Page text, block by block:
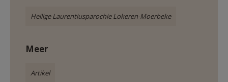
Heilige Laurentiusparochie Lokeren-Moerbeke
Meer
Artikel